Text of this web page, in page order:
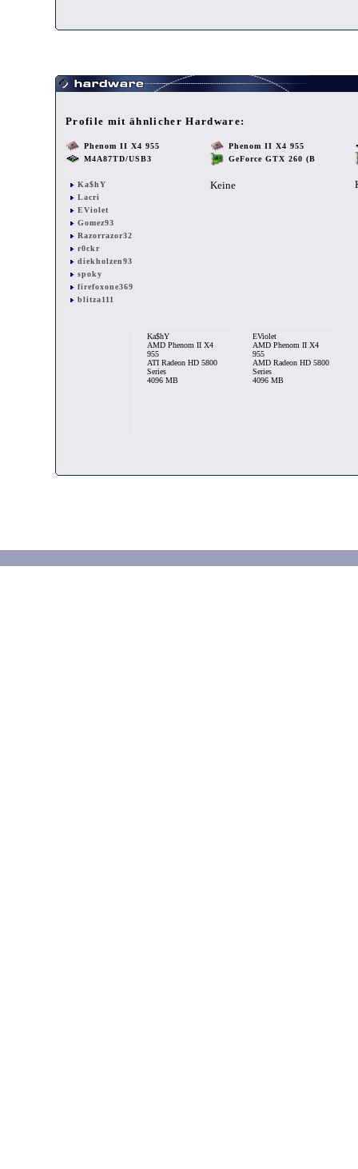
Profile mit ähnlicher Hardware:
Phenom II X4 955
M4A87TD/USB3
Ka$hY
Lacri
EViolet
Gomez93
Razorrazor32
r0ckr
diekholzen93
spoky
firefoxone369
blitza111
Phenom II X4 955
GeForce GTX 260 (B
Keine
Ka$hY
AMD Phenom II X4
955
ATI Radeon HD 5800
Series
4096 MB
EViolet
AMD Phenom II X4
955
AMD Radeon HD 5800
Series
4096 MB